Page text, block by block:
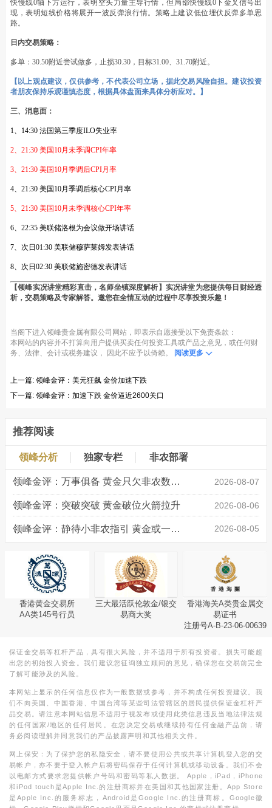
快慢线0轴下方运行，表明空头力量主导行情，但局部快慢线0下金叉信号出
现，表明短线价格将展开一波反弹浪行情。策略上建议低位埋伏反弹多单思
路。
日内交易策略：
多单：30.50附近尝试做多，止损30.30，目标31.00、31.70附近。
【以上观点建议，仅供参考，不代表公司立场，据此交易风险自担。建议投资
者朋友保持乐观谨慎态度，根据具体盘面来具体分析应对。】
三、消息面：
1、14:30 法国第三季度ILO失业率
2、21:30 美国10月未季调CPI年率
3、21:30 美国10月季调后CPI月率
4、21:30 美国10月季调后核心CPI月率
5、21:30 美国10月未季调核心CPI年率
6、22:35 美联储洛根为会议做开场讲话
7、次日01:30 美联储穆萨莱姆发表讲话
8、次日02:30 美联储施密德发表讲话
【领峰实况讲堂精彩直击，名师坐镇深度解析】实况讲堂为您提供每日财经透
析，交易策略及专家解答。邀您在全情互动的过程中尽享投资乐趣！
当阁下进入领峰贵金属有限公司网站，即表示自愿接受以下免责条款：
本网站的内容并不打算向用户提供买卖任何投资工具或产品之意见，或任何财
务、法律、会计或税务建议， 因此不应予以倚赖。 阅读更多
上一篇: 领峰金评：美元狂飙 金价加速下跌
下一篇: 领峰金评：加速下跌 金价逼近2600关口
推荐阅读
领峰分析 独家专栏 非农部署
领峰金评：万事俱备 黄金只欠非农数据“东风” 2026-08-07
领峰金评：突破突破 黄金破位火箭拉升 2026-08-06
领峰金评：静待小非农指引 黄金或一击破局 2026-08-05
香港黄金交易所
AA类145号行员
三大最活跃伦敦金/银交
易商大奖
香港海关A类贵金属交
易证书
注册号A-B-23-06-00639
保证金交易等杠杆产品，具有很大风险，并不适用于所有投资者。损失可能超
出您的初始投入资金。我们建议您征询独立顾问的意见，确保您在交易前完全
了解可能涉及的风险。
本网站上显示的任何信息仅作为一般数据或参考，并不构成任何投资建议。我
们不向美国、中国香港、中国台湾等某些司法管辖区的居民提供保证金杠杆产
品交易。请注意本网站信息不适用于视发布或使用此类信息违反当地法律法规
的任何国家/地区的任何居民。在您决定交易或继续持有任何金融产品前，请
务必阅读理解并同意我们的产品披露声明和其他相关文件。
网上保安：为了保护您的私隐安全，请不要使用公共或共享计算机登入您的交
易帐户，亦不要于登入帐户后将密码保存于任何计算机或移动设备。我们不会
以电邮方式要求您提供帐户号码和密码等私人数据。 Apple，iPad，iPhone
和iPod touch是Apple Inc.的注册商标并在美国和其他国家注册。App Store
是Apple Inc.的服务标志，Android是Google Inc.的注册商标。Google徽